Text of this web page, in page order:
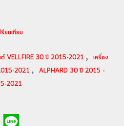
รียบเทียบ
ต์ VELLFIRE 30 ปี 2015-2021 , เครื่อง
2021 , ALPHARD 30 ปี 2015 -
2021